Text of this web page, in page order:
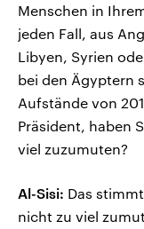
Menschen in
jeden Fall, aus
Libyen, Syrien
bei den Ägyptern
Aufstände von
Präsident, haben
viel zuzumuten?
Al-Sisi: Das
nicht zu viel